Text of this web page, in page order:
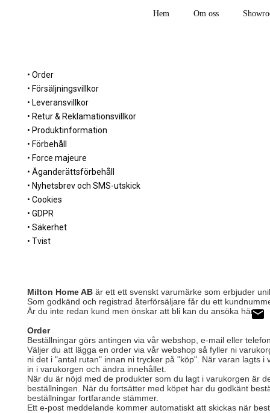
Hem Om oss
Milton Home AB är ett ett svenskt varumärke som erbjuder
Som godkänd och registrad återförsäljare får du ett
Är du inte redan kund men önskar att bli kan du ansöka här.
Order
Beställningar görs antingen via vår webshop, e-mail eller
Väljer du att lägga en order via vår webshop så fyller ni
ni det i "antal rutan" innan ni trycker på "köp". När varan lagts
in i varukorgen och ändra innehållet.
När du är nöjd med de produkter som du lagt i varukorgen är
beställningen. När du fortsätter med köpet har du godkänt
beställningar fortfarande stämmer.
Ett e-post meddelande kommer automatiskt att skickas när
• Order
• Försäljningsvillkor
• Leveransvillkor
• Retur & Reklamationsvillkor
• Produktinformation
• Förbehåll
• Force majeure
• Äganderättsförbehåll
• Nyhetsbrev och SMS-utskick
• Cookies
• GDPR
• Säkerhet
• Tvist